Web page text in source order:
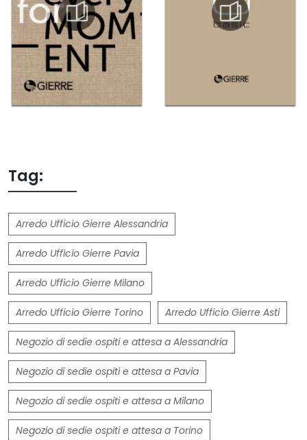
Tag:
Arredo Ufficio Gierre Alessandria
Arredo Ufficio Gierre Pavia
Arredo Ufficio Gierre Milano
Arredo Ufficio Gierre Torino Arredo Ufficio Gierre Asti
Negozio di sedie ospiti e attesa a Alessandria
Negozio di sedie ospiti e attesa a Pavia
Negozio di sedie ospiti e attesa a Milano
Negozio di sedie ospiti e attesa a Torino